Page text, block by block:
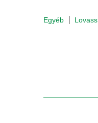
Egyéb